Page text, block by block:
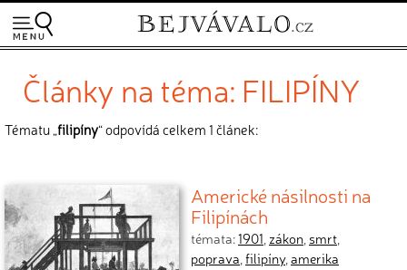
Články na téma: FILIPÍNY
Tématu „filipíny“ odpovídá celkem 1 článek:
Americké násilnosti na
Filipínách
témata:1901, zákon, smrt,
poprava,filipíny,amerika